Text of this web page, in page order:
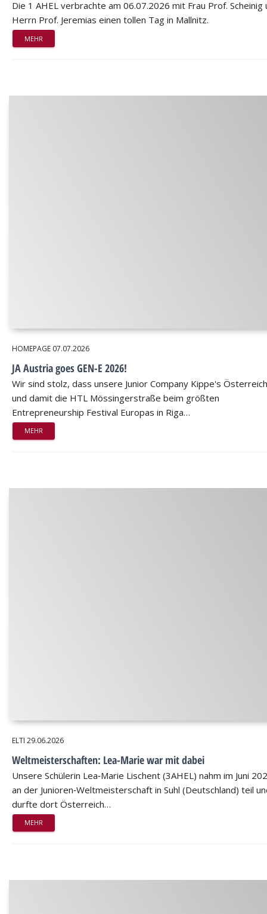
Die 1 AHEL verbrachte am 06.07.2026 mit Frau Prof. Scheinig
Herrn Prof. Jeremias einen tollen Tag in Mallnitz.
MEHR
HOMEPAGE 07.07.2026
JA Austria goes GEN-E 2026!
Wir sind stolz, dass unsere Junior Company Kippe's Österreich
und damit die HTL Mössingerstraße beim größten
Entrepreneurship Festival Europas in Riga…
MEHR
ELTI 29.06.2026
Weltmeisterschaften: Lea-Marie war mit dabei
Unsere Schülerin Lea‑Marie Lischent (3AHEL) nahm im Juni
an der Junioren‑Weltmeisterschaft in Suhl (Deutschland) teil
durfte dort Österreich…
MEHR